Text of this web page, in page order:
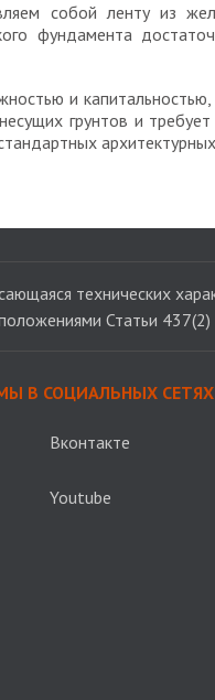
собой ленту из
фундамента
и
грунтов и
технических
Статьи
В СОЦИАЛЬНЫХ СЕТЯХ
Вконтакте
Youtube